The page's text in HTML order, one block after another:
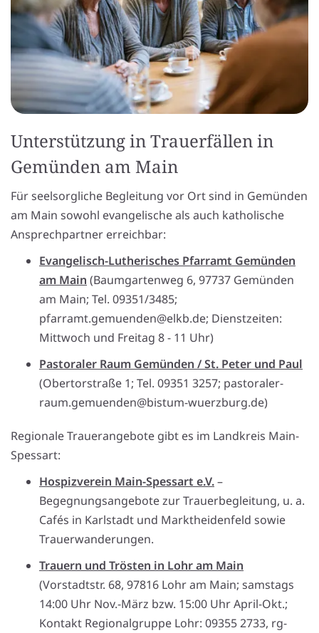
Unterstützung in Trauerfällen in
Gemünden am Main
Für seelsorgliche Begleitung vor Ort sind in Gemünden
am Main sowohl evangelische als auch katholische
Ansprechpartner erreichbar:
Evangelisch-Lutherisches Pfarramt Gemünden
am Main (Baumgartenweg 6, 97737 Gemünden
am Main; Tel. 09351/3485;
pfarramt.gemuenden@elkb.de; Dienstzeiten:
Mittwoch und Freitag 8 - 11 Uhr)
Pastoraler Raum Gemünden / St. Peter und Paul
(Obertorstraße 1; Tel. 09351 3257; pastoraler-
raum.gemuenden@bistum-wuerzburg.de)
Regionale Trauerangebote gibt es im Landkreis Main-
Spessart:
Hospizverein Main-Spessart e.V.–
Begegnungsangebote zur Trauerbegleitung, u. a.
Cafés in Karlstadt und Marktheidenfeld sowie
Trauerwanderungen.
Trauern und Trösten in Lohr am Main
(Vorstadtstr. 68, 97816 Lohr am Main; samstags
14:00 Uhr Nov.-März bzw. 15:00 Uhr April-Okt.;
Kontakt Regionalgruppe Lohr: 09355 2733, rg-